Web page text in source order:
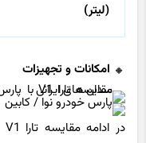
(لیتر)
امکانات و تجهیزات